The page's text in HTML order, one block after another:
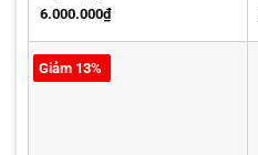
6.000.000₫
Giảm 13%